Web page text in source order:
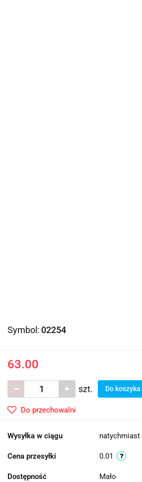
Symbol: 02254
63.00
szt. Do koszyka
Do przechowalni
Wysyłka w ciągu natychmiast
Cena przesyłki 0.01
Dostępność Mało